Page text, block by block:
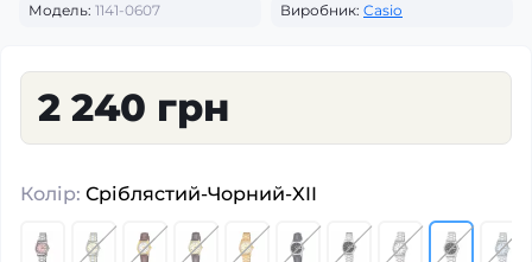
Модель: 1141-0607 Виробник: Casio
2 240 грн
Колір: Сріблястий-Чорний-XII